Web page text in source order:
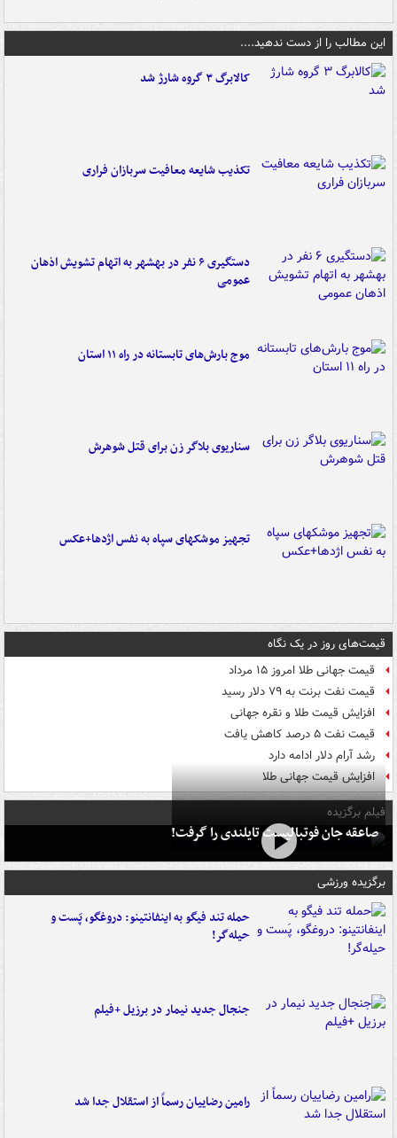
این مطالب را از دست ندهید....
کالابرگ ۳ گروه شارژ شد
تکذیب شایعه معافیت سربازان فراری
دستگیری ۶ نفر در بهشهر به اتهام تشویش اذهان
عمومی
موج بارش‌های تابستانه در راه ۱۱ استان
سناریوی بلاگر زن برای قتل شوهرش
تجهیز موشکهای سپاه به نفس اژدها+عکس
قیمت‌های روز در یک نگاه
قیمت جهانی طلا امروز ۱۵ مرداد
قیمت نفت برنت به ۷۹ دلار رسید
افزایش قیمت طلا و نقره جهانی
قیمت نفت ۵ درصد کاهش یافت
رشد آرام دلار ادامه دارد
افزایش قیمت جهانی طلا
فیلم برگزیده
صاعقه جان فوتبالیست تایلندی را گرفت!
برگزیده ورزشی
حمله تند فیگو به اینفانتینو: دروغگو، پَست‌ و
حیله‌گر!
جنجال جدید نیمار در برزیل +فیلم
رامین رضاییان رسماً از استقلال جدا شد